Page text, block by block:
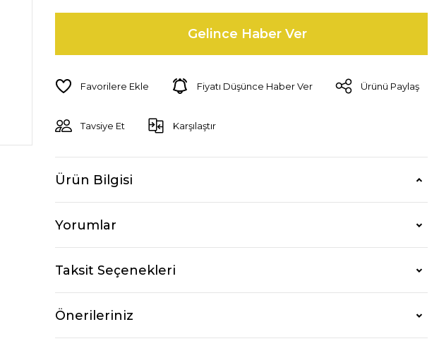
Gelince Haber Ver
Fiyatı Düşünce Haber Ver Ürünü Paylaş
Tavsiye Et Karşılaştır
Ürün Bilgisi
Yorumlar
Taksit Seçenekleri
Önerileriniz